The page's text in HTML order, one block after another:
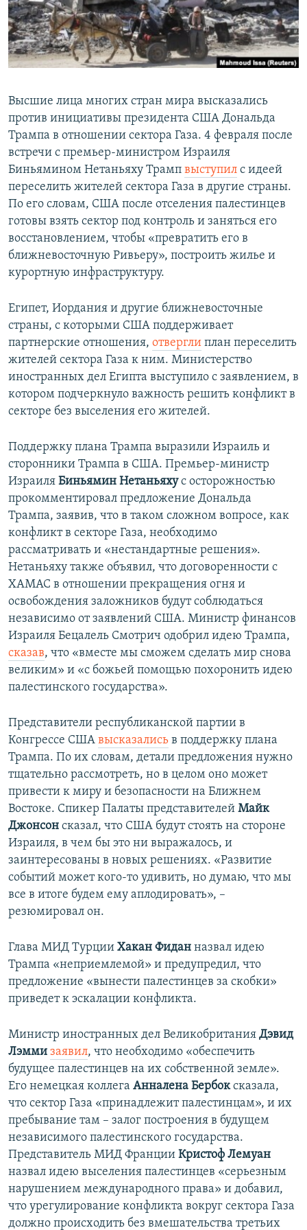
Высшие лица многих стран мира высказались
против инициативы президента США Дональда
Трампа в отношении сектора Газа. 4 февраля после
встречи с премьер-министром Израиля
Биньямином Нетаньяху Трамп выступил с идеей
переселить жителей сектора Газа в другие страны.
По его словам, США после отселения палестинцев
готовы взять сектор под контроль и заняться его
восстановлением, чтобы «превратить его в
ближневосточную Ривьеру», построить жилье и
курортную инфраструктуру.
Египет, Иордания и другие ближневосточные
страны, с которыми США поддерживает
партнерские отношения, отвергли план переселить
жителей сектора Газа к ним. Министерство
иностранных дел Египта выступило с заявлением, в
котором подчеркнуло важность решить конфликт в
секторе без выселения его жителей.
Поддержку плана Трампа выразили Израиль и
сторонники Трампа в США. Премьер-министр
Израиля Биньямин Нетаньяхус осторожностью
прокомментировал предложение Дональда
Трампа, заявив, что в таком сложном вопросе, как
конфликт в секторе Газа, необходимо
рассматривать и «нестандартные решения».
Нетаньяху также объявил, что договоренности с
ХАМАС в отношении прекращения огня и
освобождения заложников будут соблюдаться
независимо от заявлений США. Министр финансов
Израиля Бецалель Смотрич одобрил идею Трампа,
сказав, что «вместе мы сможем сделать мир снова
великим» и «с божьей помощью похоронить идею
палестинского государства».
Представители республиканской партии в
Конгрессе США высказались в поддержку плана
Трампа. По их словам, детали предложения нужно
тщательно рассмотреть, но в целом оно может
привести к миру и безопасности на Ближнем
Востоке. Спикер Палаты представителей Майк
Джонсон сказал, что США будут стоять на стороне
Израиля, в чем бы это ни выражалось, и
заинтересованы в новых решениях. «Развитие
событий может кого-то удивить, но думаю, что мы
все в итоге будем ему аплодировать», –
резюмировал он.
Глава МИД Турции Хакан Фидан назвал идею
Трампа «неприемлемой» и предупредил, что
предложение «вынести палестинцев за скобки»
приведет к эскалации конфликта.
Министр иностранных дел Великобритания Дэвид
Лэмми заявил, что необходимо «обеспечить
будущее палестинцев на их собственной земле».
Его немецкая коллега Анналена Бербоксказала,
что сектор Газа «принадлежит палестинцам», и их
пребывание там – залог построения в будущем
независимого палестинского государства.
Представитель МИД Франции Кристоф Лемуан
назвал идею выселения палестинцев «серьезным
нарушением международного права» и добавил,
что урегулирование конфликта вокруг сектора Газа
должно происходить без вмешательства третьих